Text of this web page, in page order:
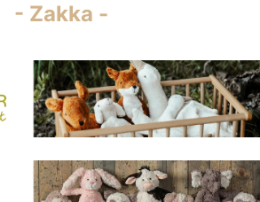
- Zakka -